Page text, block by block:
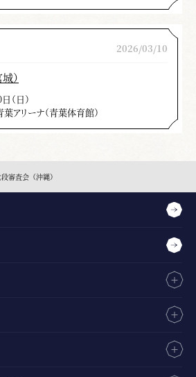
牧瀬 憲保
剣窓」2025年４月号の記事を再掲
2026/03/10
）
（日）
アリーナ（青葉体育館）
審査会（沖縄）